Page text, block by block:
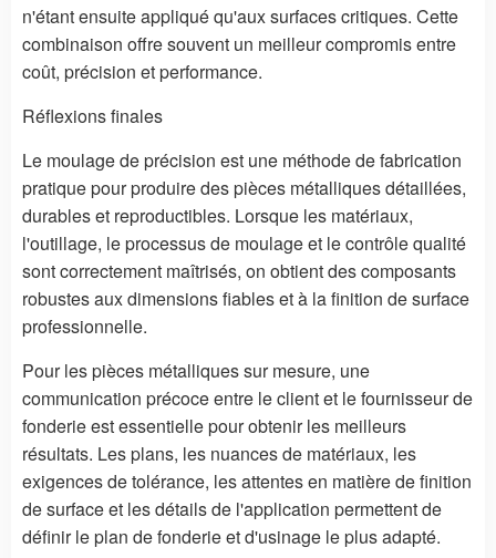
n'étant ensuite appliqué qu'aux surfaces critiques. Cette
combinaison offre souvent un meilleur compromis entre
coût, précision et performance.
Réflexions finales
Le moulage de précision est une méthode de fabrication
pratique pour produire des pièces métalliques détaillées,
durables et reproductibles. Lorsque les matériaux,
l'outillage, le processus de moulage et le contrôle qualité
sont correctement maîtrisés, on obtient des composants
robustes aux dimensions fiables et à la finition de surface
professionnelle.
Pour les pièces métalliques sur mesure, une
communication précoce entre le client et le fournisseur de
fonderie est essentielle pour obtenir les meilleurs
résultats. Les plans, les nuances de matériaux, les
exigences de tolérance, les attentes en matière de finition
de surface et les détails de l'application permettent de
définir le plan de fonderie et d'usinage le plus adapté.